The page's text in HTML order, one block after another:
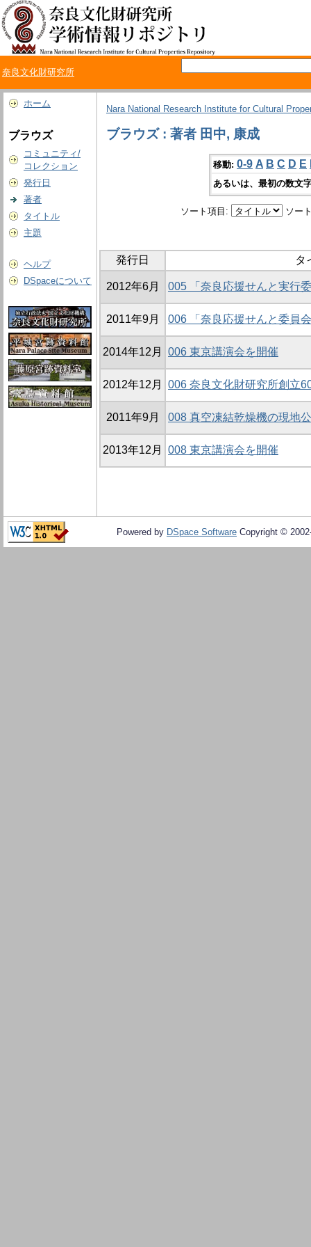
奈良文化財研究所
ホーム
ブラウズ
コミュニティ/
コレクション
発行日
著者
タイトル
主題
ヘルプ
DSpaceについて
Nara National Research Institute for Cultural
ブラウズ : 著者 田中, 康成
移動: 0-9 A B C D E
あるいは、最初の数文
ソート項目: ソー
発行日 タ
2012年6月 005 「奈良応援せんと実行
2011年9月 006 「奈良応援せんと委員
2014年12月 006 東京講演会を開催
2012年12月 006 奈良文化財研究所創立
2011年9月 008 真空凍結乾燥機の現地
2013年12月 008 東京講演会を開催
Powered by DSpace Software Copyright ©